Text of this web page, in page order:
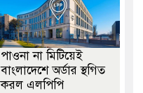
পাওনা না মিটিয়েই
বাংলাদেশে অর্ডার স্থগিত
করল এলপিপি